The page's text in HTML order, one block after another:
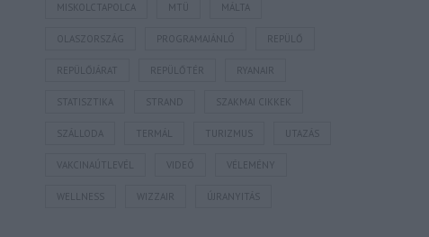
MISKOLCTAPOLCA MTÜ MÁLTA
OLASZORSZÁG PROGRAMAJÁNLÓ REPÜLŐ
REPÜLŐJÁRAT REPÜLŐTÉR RYANAIR
STATISZTIKA STRAND SZAKMAI CIKKEK
SZÁLLODA TERMÁL TURIZMUS UTAZÁS
VAKCINAÚTLEVÉL VIDEÓ VÉLEMÉNY
WELLNESS WIZZAIR ÚJRANYITÁS